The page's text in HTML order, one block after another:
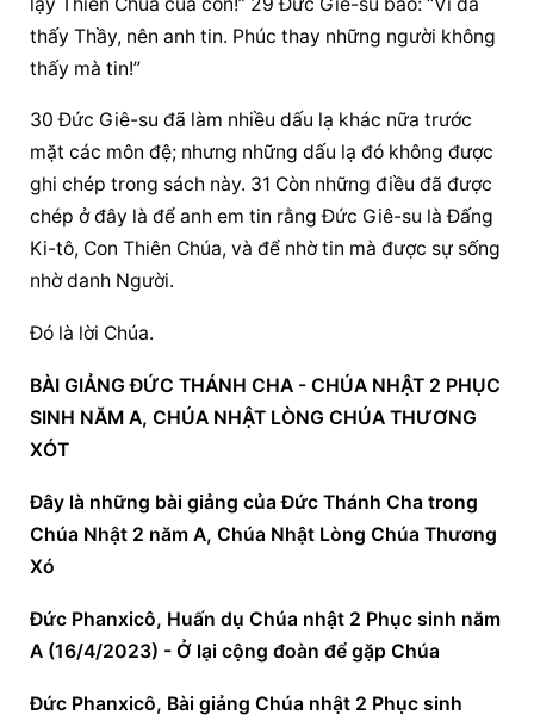
thấy Thầy, nên anh tin. Phúc thay những người không
thấy mà tin!”
30 Đức Giê-su đã làm nhiều dấu lạ khác nữa trước
mặt các môn đệ; nhưng những dấu lạ đó không được
ghi chép trong sách này. 31 Còn những điều đã được
chép ở đây là để anh em tin rằng Đức Giê-su là Đấng
Ki-tô, Con Thiên Chúa, và để nhờ tin mà được sự sống
nhờ danh Người.
Đó là lời Chúa.
BÀI GIẢNG ĐỨC THÁNH CHA - CHÚA NHẬT 2 PHỤC
SINH NĂM A, CHÚA NHẬT LÒNG CHÚA THƯƠNG
XÓT
Đây là những bài giảng của Đức Thánh Cha trong
Chúa Nhật 2 năm A, Chúa Nhật Lòng Chúa Thương
Xó
Đức Phanxicô, Huấn dụ Chúa nhật 2 Phục sinh năm
A (16/4/2023) - Ở lại cộng đoàn để gặp Chúa
Đức Phanxicô, Bài giảng Chúa nhật 2 Phục sinh